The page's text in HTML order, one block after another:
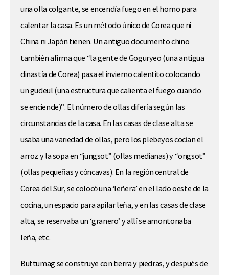
una olla colgante, se encendía fuego en el horno para
calentar la casa. Es un método único de Corea que ni
China ni Japón tienen. Un antiguo documento chino
también afirma que “la gente de Goguryeo (una antigua
dinastía de Corea) pasa el invierno calentito colocando
un gudeul (una estructura que calienta el fuego cuando
se enciende)”. El número de ollas difería según las
circunstancias de la casa. En las casas de clase alta se
usaba una variedad de ollas, pero los plebeyos cocían el
arroz y la sopa en “jungsot” (ollas medianas) y “ongsot”
(ollas pequeñas y cóncavas). En la región central de
Corea del Sur, se colocó una ‘leñera’ en el lado oeste de la
cocina, un espacio para apilar leña, y en las casas de clase
alta, se reservaba un ‘granero’ y allí se amontonaba
leña, etc.
Buttumag se construye con tierra y piedras, y después de